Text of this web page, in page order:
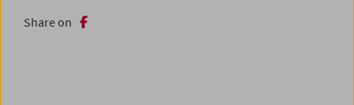
Share on